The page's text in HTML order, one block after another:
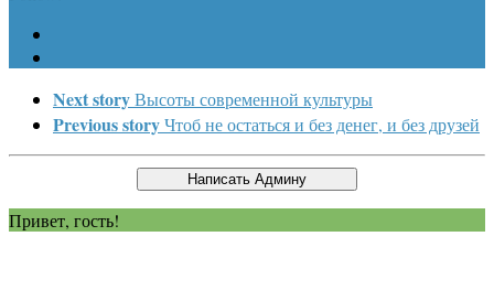
Next storyВысоты современной культуры
Previous storyЧтоб не остаться и без денег, и без друзей
Привет, гость!